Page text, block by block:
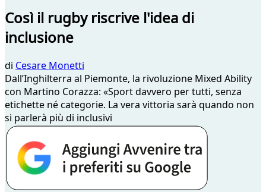
Così il rugby riscrive l'idea di
inclusione
di Cesare Monetti
Dall’Inghilterra al Piemonte, la rivoluzione Mixed Ability
con Martino Corazza: «Sport davvero per tutti, senza
etichette né categorie. La vera vittoria sarà quando non
si parlerà più di inclusivi